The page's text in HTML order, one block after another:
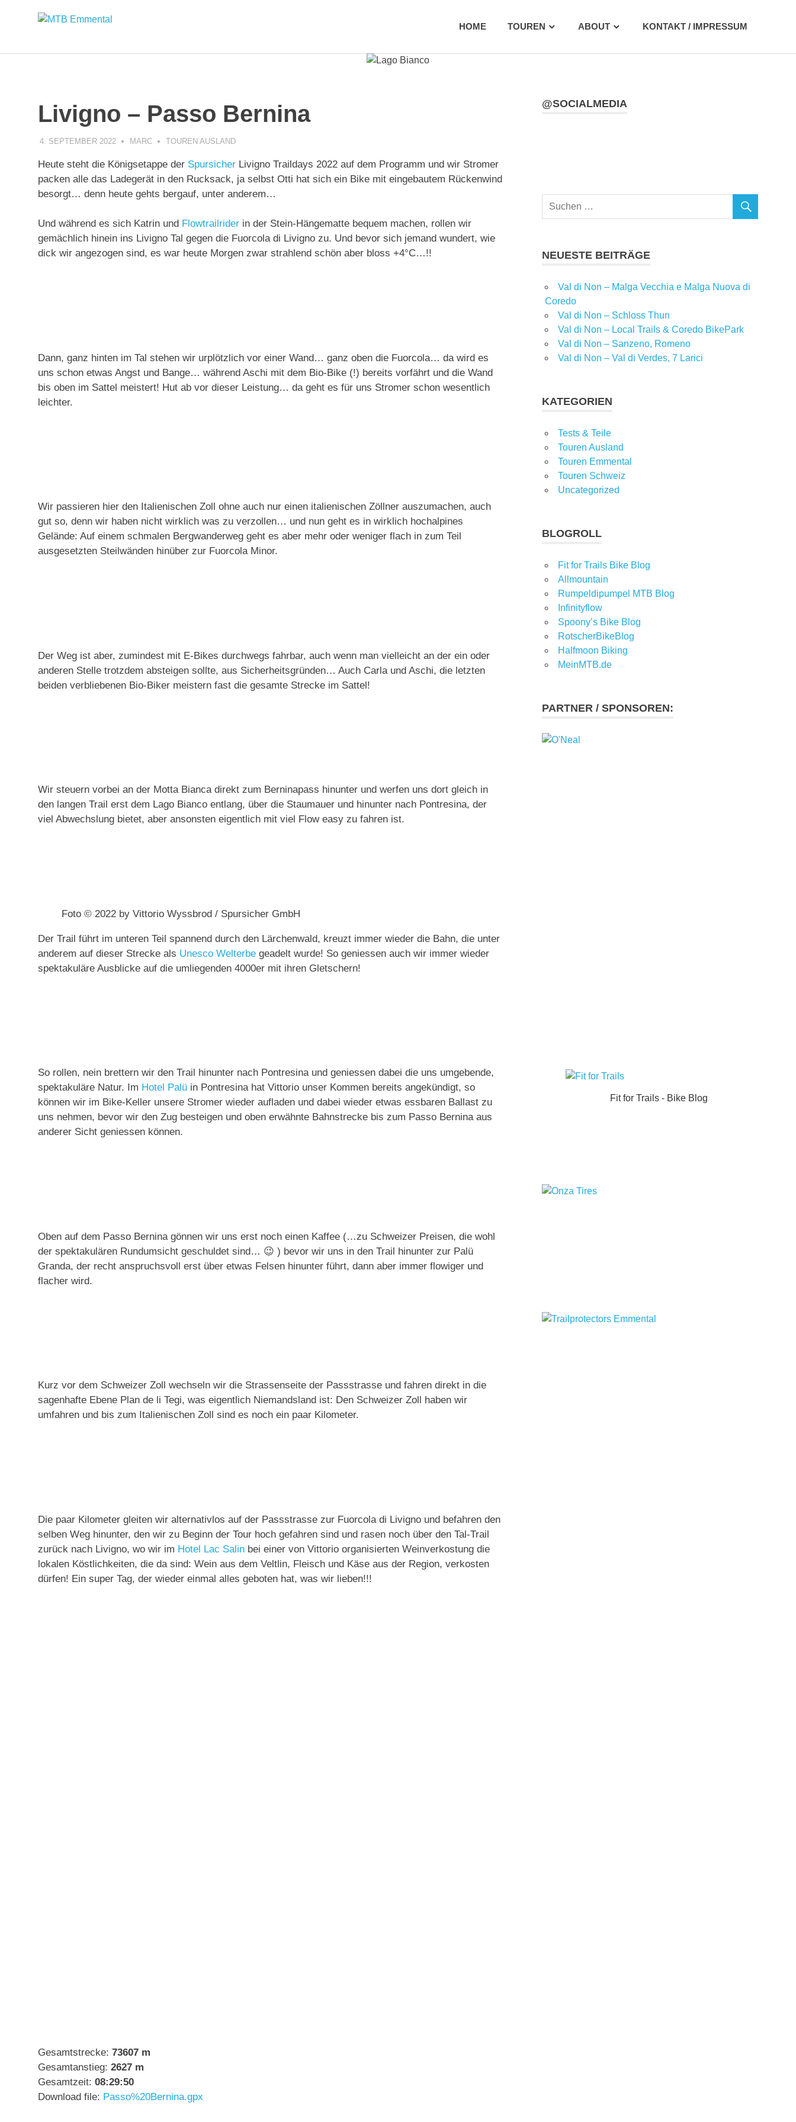
Emmental
HOME TOUREN ABOUT KONTAKT / IMPRESSUM
Livigno – Passo Bernina
4. SEPTEMBER 2022 MARC TOUREN AUSLAND
Heute steht die Königsetappe der Spursicher Livigno Traildays 2022 auf dem Programm und wir Stromer
packen alle das Ladegerät in den Rucksack, ja selbst Otti hat sich ein Bike mit eingebautem Rückenwind
besorgt… denn heute gehts bergauf, unter anderem…
Und während es sich Katrin und Flowtrailrider in der Stein-Hängematte bequem machen, rollen wir
gemächlich hinein ins Livigno Tal gegen die Fuorcola di Livigno zu. Und bevor sich jemand wundert, wie
dick wir angezogen sind, es war heute Morgen zwar strahlend schön aber bloss +4°C…!!
Dann, ganz hinten im Tal stehen wir urplötzlich vor einer Wand… ganz oben die Fuorcola… da wird es
uns schon etwas Angst und Bange… während Aschi mit dem Bio-Bike (!) bereits vorfährt und die Wand
bis oben im Sattel meistert! Hut ab vor dieser Leistung… da geht es für uns Stromer schon wesentlich
leichter.
Wir passieren hier den Italienischen Zoll ohne auch nur einen italienischen Zöllner auszumachen, auch
gut so, denn wir haben nicht wirklich was zu verzollen… und nun geht es in wirklich hochalpines
Gelände: Auf einem schmalen Bergwanderweg geht es aber mehr oder weniger flach in zum Teil
ausgesetzten Steilwänden hinüber zur Fuorcola Minor.
Der Weg ist aber, zumindest mit E-Bikes durchwegs fahrbar, auch wenn man vielleicht an der ein oder
anderen Stelle trotzdem absteigen sollte, aus Sicherheitsgründen… Auch Carla und Aschi, die letzten
beiden verbliebenen Bio-Biker meistern fast die gesamte Strecke im Sattel!
Wir steuern vorbei an der Motta Bianca direkt zum Berninapass hinunter und werfen uns dort gleich in
den langen Trail erst dem Lago Bianco entlang, über die Staumauer und hinunter nach Pontresina, der
viel Abwechslung bietet, aber ansonsten eigentlich mit viel Flow easy zu fahren ist.
Foto © 2022 by Vittorio Wyssbrod / Spursicher GmbH
Der Trail führt im unteren Teil spannend durch den Lärchenwald, kreuzt immer wieder die Bahn, die unter
anderem auf dieser Strecke als Unesco Welterbe geadelt wurde! So geniessen auch wir immer wieder
spektakuläre Ausblicke auf die umliegenden 4000er mit ihren Gletschern!
So rollen, nein brettern wir den Trail hinunter nach Pontresina und geniessen dabei die uns umgebende,
spektakuläre Natur. Im Hotel Palü in Pontresina hat Vittorio unser Kommen bereits angekündigt, so
können wir im Bike-Keller unsere Stromer wieder aufladen und dabei wieder etwas essbaren Ballast zu
uns nehmen, bevor wir den Zug besteigen und oben erwähnte Bahnstrecke bis zum Passo Bernina aus
anderer Sicht geniessen können.
Oben auf dem Passo Bernina gönnen wir uns erst noch einen Kaffee (…zu Schweizer Preisen, die wohl
der spektakulären Rundumsicht geschuldet sind… 😉 ) bevor wir uns in den Trail hinunter zur Palü
Granda, der recht anspruchsvoll erst über etwas Felsen hinunter führt, dann aber immer flowiger und
flacher wird.
Kurz vor dem Schweizer Zoll wechseln wir die Strassenseite der Passstrasse und fahren direkt in die
sagenhafte Ebene Plan de li Tegi, was eigentlich Niemandsland ist: Den Schweizer Zoll haben wir
umfahren und bis zum Italienischen Zoll sind es noch ein paar Kilometer.
Die paar Kilometer gleiten wir alternativlos auf der Passstrasse zur Fuorcola di Livigno und befahren den
selben Weg hinunter, den wir zu Beginn der Tour hoch gefahren sind und rasen noch über den Tal-Trail
zurück nach Livigno, wo wir im Hotel Lac Salin bei einer von Vittorio organisierten Weinverkostung die
lokalen Köstlichkeiten, die da sind: Wein aus dem Veltlin, Fleisch und Käse aus der Region, verkosten
dürfen! Ein super Tag, der wieder einmal alles geboten hat, was wir lieben!!!
Gesamtstrecke: 73607 m
Gesamtanstieg: 2627 m
Gesamtzeit: 08:29:50
Download file: Passo%20Bernina.gpx
@SOCIALMEDIA
NEUESTE BEITRÄGE
Val di Non – Malga Vecchia e Malga Nuova di
Coredo
Val di Non – Schloss Thun
Val di Non – Local Trails & Coredo BikePark
Val di Non – Sanzeno, Romeno
Val di Non – Val di Verdes, 7 Larici
KATEGORIEN
Tests & Teile
Touren Ausland
Touren Emmental
Touren Schweiz
Uncategorized
BLOGROLL
Fit for Trails Bike Blog
Allmountain
Rumpeldipumpel MTB Blog
Infinityflow
Spoony’s Bike Blog
RotscherBikeBlog
Halfmoon Biking
MeinMTB.de
PARTNER / SPONSOREN:
Fit for Trails - Bike Blog